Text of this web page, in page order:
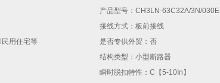
产品型号：CH3LN-63C32A/3N/030E
接线方式：板前接线
民用住宅等
是否专供外贸：否
结构类型：小型断路器
瞬时脱扣特性：C【5-10In】